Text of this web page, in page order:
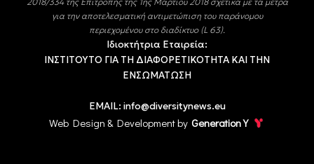
για την αποτελεσματική αντιμετώπιση του παράνομου
περιεχομένου στο διαδίκτυο (L 63).
Ιδιοκτήτρια Εταιρεία:
ΙΝΣΤΙΤΟΥΤΟ ΓΙΑ ΤΗ ΔΙΑΦΟΡΕΤΙΚΟΤΗΤΑ ΚΑΙ ΤΗΝ
ΕΝΣΩΜΑΤΩΣΗ
EMAIL: info@diversitynews.eu
Web Design & Development by Generation Y